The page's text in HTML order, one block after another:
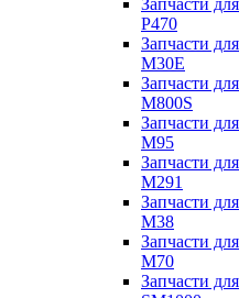
Запчасти
P470
Запчасти
M30E
Запчасти
M800S
Запчасти
M95
Запчасти
M291
Запчасти
M38
Запчасти
M70
Запчасти